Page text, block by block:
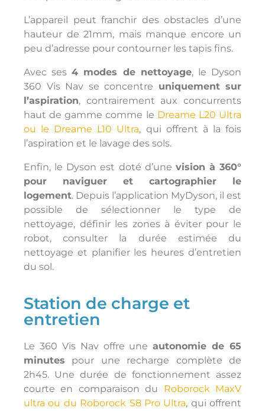
L’appareil peut franchir des obstacles d’une
hauteur de 21mm, mais manque encore un
peu d’adresse pour contourner les tapis fins.
Avec ses4 modes de nettoyage, le Dyson
360 Vis Nav se concentre uniquement sur
l’aspiration, contrairement aux concurrents
haut de gamme comme le Dreame L20 Ultra
ou le Dreame L10 Ultra, qui offrent à la fois
l’aspiration et le lavage des sols.
Enfin, le Dyson est doté d’une vision à 360°
pour naviguer et cartographier le
logement. Depuis l’application MyDyson, il est
possible de sélectionner le type de
nettoyage, définir les zones à éviter pour le
robot, consulter la durée estimée du
nettoyage et planifier les heures d’entretien
du sol.
Station de charge et
entretien
Le 360 Vis Nav offre uneautonomie de 65
minutes pour une recharge complète de
2h45. Une durée de fonctionnement assez
courte en comparaison du Roborock MaxV
ultra ou du Roborock S8 Pro Ultra, qui offrent